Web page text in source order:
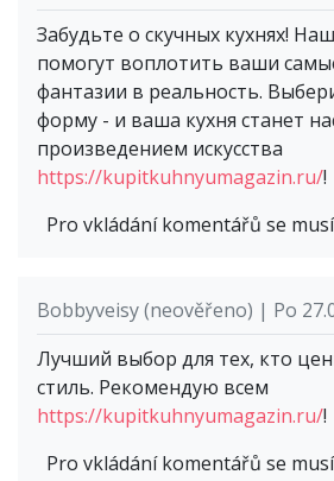
Забудьте о скучных кухнях!
помогут воплотить ваши
фантазии в реальность.
форму - и ваша кухня станет
произведением искусства
https://kupitkuhnyumagazin.ru/!
Pro vkládání komentářů se
Bobbyveisy (neověřeno) | Po
Лучший выбор для тех, кто
стиль. Рекомендую всем
https://kupitkuhnyumagazin.ru/!
Pro vkládání komentářů se